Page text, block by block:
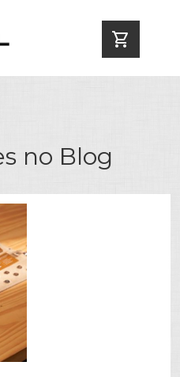
shopping_cart
no Blog